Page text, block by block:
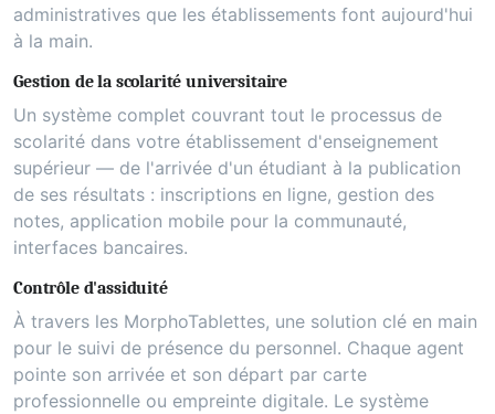
administratives que les établissements font aujourd'hui
à la main.
Gestion de la scolarité universitaire
Un système complet couvrant tout le processus de
scolarité dans votre établissement d'enseignement
supérieur — de l'arrivée d'un étudiant à la publication
de ses résultats : inscriptions en ligne, gestion des
notes, application mobile pour la communauté,
interfaces bancaires.
Contrôle d'assiduité
À travers les MorphoTablettes, une solution clé en main
pour le suivi de présence du personnel. Chaque agent
pointe son arrivée et son départ par carte
professionnelle ou empreinte digitale. Le système